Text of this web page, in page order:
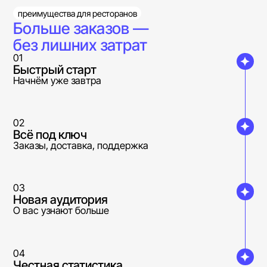
преимущества для ресторанов
Больше заказов —
без лишних затрат
Быстрый старт
Начнём уже завтра
01
Всё под ключ
Заказы, доставка, поддержка
02
Новая аудитория
О вас узнают больше
03
04